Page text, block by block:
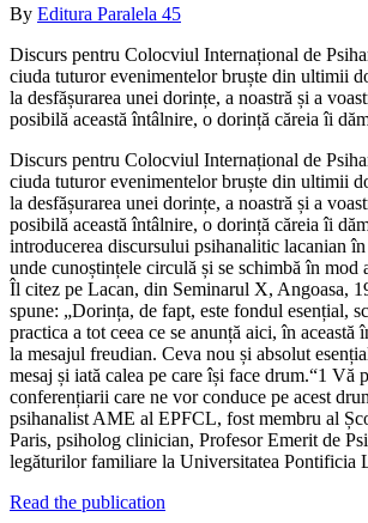
By Editura Paralela 45
Discurs pentru Colocviul Internațional de
ciuda tuturor evenimentelor bruște din ultimii
la desfășurarea unei dorințe, a noastră și a
posibilă această întâlnire, o dorință căreia îi
Discurs pentru Colocviul Internațional de
ciuda tuturor evenimentelor bruște din ultimii
la desfășurarea unei dorințe, a noastră și a
posibilă această întâlnire, o dorință căreia îi
introducerea discursului psihanalitic lacanian
unde cunoștințele circulă și se schimbă în mod
Îl citez pe Lacan, din Seminarul X, Angoasa,
spune: „Dorința, de fapt, este fondul esențial,
practica a tot ceea ce se anunță aici, în această
la mesajul freudian. Ceva nou și absolut
mesaj și iată calea pe care își face drum.“1 Vă
conferențiarii care ne vor conduce pe acest
psihanalist AME al EPFCL, fost membru al
Paris, psiholog clinician, Profesor Emerit de
legăturilor familiare la Universitatea Pontificia
Read the publication